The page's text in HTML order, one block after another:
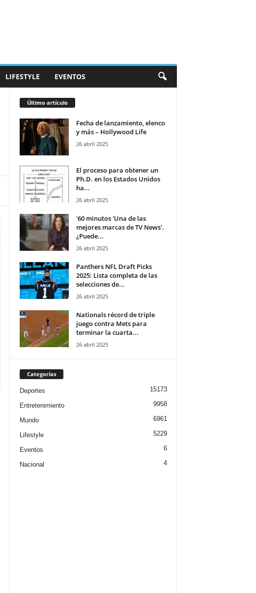
LIFESTYLE EVENTOS
Último artículo
Fecha de lanzamiento, elenco
y más – Hollywood Life
26 abril 2025
El proceso para obtener un
Ph.D. en los Estados Unidos
ha...
26 abril 2025
'60 minutos 'Una de las
mejores marcas de TV News'.
¿Puede...
26 abril 2025
Panthers NFL Draft Picks
2025: Lista completa de las
selecciones de...
26 abril 2025
Nationals récord de triple
juego contra Mets para
terminar la cuarta...
26 abril 2025
Categorías
Deportes 15173
Entretenimiento 9958
Mundo 6961
Lifestyle 5229
Eventos 6
Nacional 4